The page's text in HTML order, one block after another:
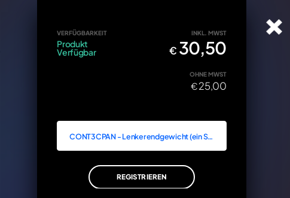
VERFÜGBARKEIT
Produkt
Verfügbar
INKL. MWST
€ 30,50
OHNE MWST
€25,00
CONT3CPAN - Lenkerendgewicht (ein Stück)
REGISTRIEREN
IN DEN WARENKORB